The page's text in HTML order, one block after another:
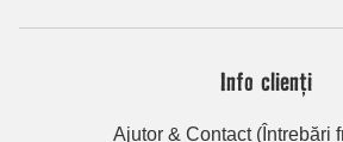
Info clienți
Ajutor & Contact (Întrebări